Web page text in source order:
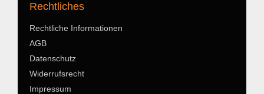
Rechtliches
Rechtliche Informationen
AGB
Datenschutz
Widerrufsrecht
Impressum